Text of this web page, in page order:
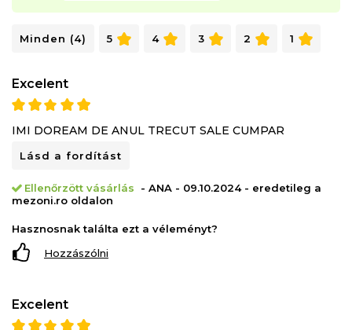
Minden (4) 5 4 3 2 1
Excelent
IMI DOREAM DE ANUL TRECUT SALE CUMPAR
Lásd a fordítást
Ellenőrzött vásárlás
- ANA - 09.10.2024 - eredetileg a
mezoni.ro oldalon
Hasznosnak találta ezt a véleményt?
Hozzászólni
Excelent